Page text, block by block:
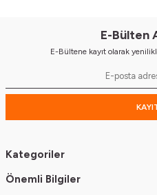
E-Bülten
E-Bültene kayıt olarak
Kategoriler
Önemli Bilgiler